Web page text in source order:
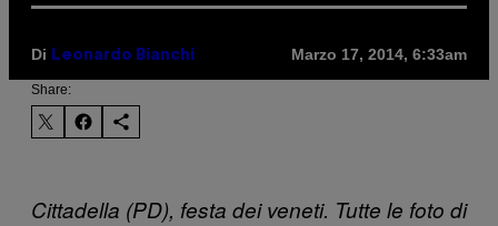
Di Leonardo Bianchi Marzo 17, 2014, 6:33am
Share:
Cittadella (PD), festa dei veneti. Tutte le foto di